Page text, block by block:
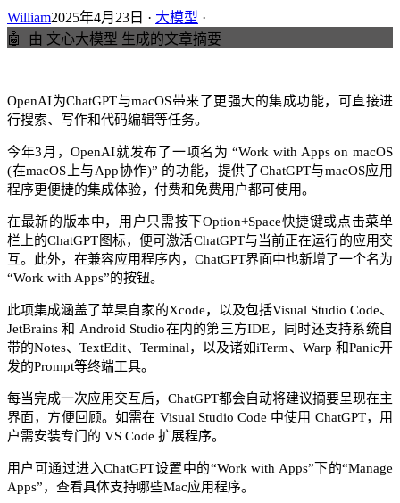
William2025年4月23日 · 大模型 ·
🤖
由 文心大模型 生成的文章摘要
OpenAI为ChatGPT与macOS带来了更强大的集成功能，可直接进
行搜索、写作和代码编辑等任务。​
今年3月，OpenAI就发布了一项名为 “Work with Apps on macOS
(在macOS上与App协作)” 的功能，提供了ChatGPT与macOS应用
程序更便捷的集成体验，付费和免费用户都可使用。​
在最新的版本中，用户只需按下Option+Space快捷键或点击菜单
栏上的ChatGPT图标，便可激活ChatGPT与当前正在运行的应用交
互。此外，在兼容应用程序内，ChatGPT界面中也新增了一个名为
“Work with Apps”的按钮。​
此项集成涵盖了苹果自家的Xcode，以及包括Visual Studio Code、
JetBrains 和 Android Studio在内的第三方IDE，同时还支持系统自
带的Notes、TextEdit、Terminal，以及诸如iTerm、Warp 和Panic开
发的Prompt等终端工具。​
每当完成一次应用交互后，ChatGPT都会自动将建议摘要呈现在主
界面，方便回顾。如需在 Visual Studio Code 中使用 ChatGPT，用
户需安装专门的 VS Code 扩展程序。
用户可通过进入ChatGPT设置中的“Work with Apps”下的“Manage
Apps”，查看具体支持哪些Mac应用程序。​